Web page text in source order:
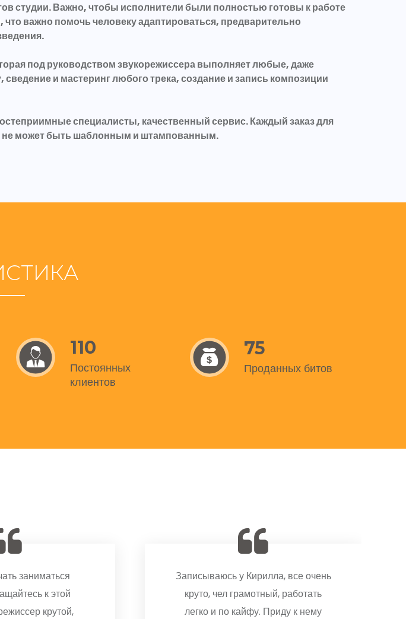
студии. Важно, чтобы исполнители были полностью готовы к работе
важно помочь человеку адаптироваться, предварительно
под руководством звукорежиссера выполняет любые, даже
и мастеринг любого трека, создание и запись композиции
специалисты, качественный сервис. Каждый заказ для
не может быть шаблонным и штампованным.
110
Постоянных
клиентов
75
Проданных битов
заниматься
к этой
крутой,
Записываюсь у Кирилла, все очень
круто, чел грамотный, работать
легко и по кайфу. Приду к нему